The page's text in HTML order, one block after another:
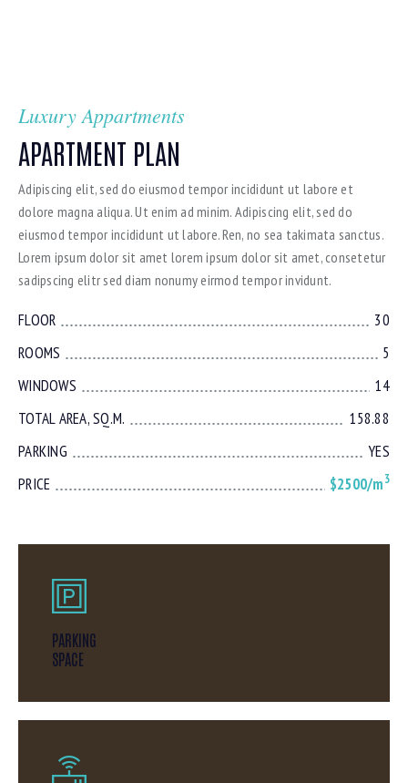
Luxury Appartments
APARTMENT PLAN
Adipiscing elit, sed do eiusmod tempor incididunt ut labore et
dolore magna aliqua. Ut enim ad minim. Adipiscing elit, sed do
eiusmod tempor incididunt ut labore. Ren, no sea takimata sanctus.
Lorem ipsum dolor sit amet lorem ipsum dolor sit amet, consetetur
sadipscing elitr sed diam nonumy eirmod tempor invidunt.
FLOOR
30
ROOMS
5
WINDOWS
14
TOTAL AREA, SQ.M.
158.88
PARKING
YES
PRICE
$2500/m3
PARKING
SPACE